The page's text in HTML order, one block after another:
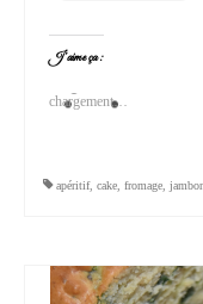
J’aime ça :
chargement…
apéritif, cake fromage